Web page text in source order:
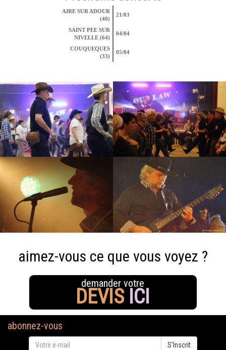
AIRE SUR ADOUR
(40)
21/03
SAINT PEE SUR
NIVELLE (64)
04/04
COUQUEQUES
(33)
05/04
aimez-vous ce que vous voyez ?
demander votre
DEVIS ICI
abonnez-vous
S'Inscrit